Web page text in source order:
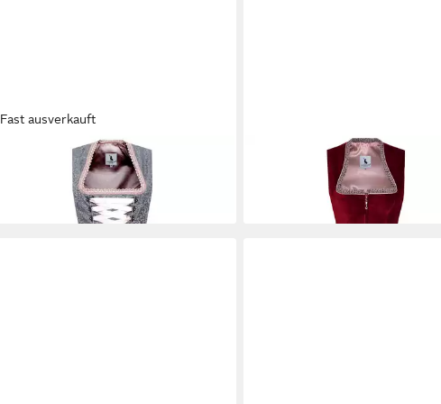
Fast ausverkauft
ALPENMÄRCHENDirndl Langes
Dirndl Verona - ALM750
ALPENMÄRCHENDirndl Langes
Dirndl Lorena in rot - ALM1025